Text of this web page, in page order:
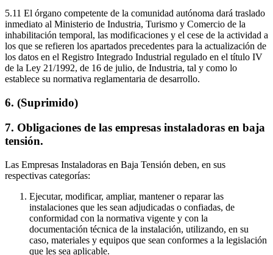
5.11 El órgano competente de la comunidad autónoma dará traslado
inmediato al Ministerio de Industria, Turismo y Comercio de la
inhabilitación temporal, las modificaciones y el cese de la actividad a
los que se refieren los apartados precedentes para la actualización de
los datos en el Registro Integrado Industrial regulado en el título IV
de la Ley 21/1992, de 16 de julio, de Industria, tal y como lo
establece su normativa reglamentaria de desarrollo.
6. (Suprimido)
7. Obligaciones de las empresas instaladoras en baja
tensión.
Las Empresas Instaladoras en Baja Tensión deben, en sus
respectivas categorías:
Ejecutar, modificar, ampliar, mantener o reparar las
instalaciones que les sean adjudicadas o confiadas, de
conformidad con la normativa vigente y con la
documentación técnica de la instalación, utilizando, en su
caso, materiales y equipos que sean conformes a la legislación
que les sea aplicable.